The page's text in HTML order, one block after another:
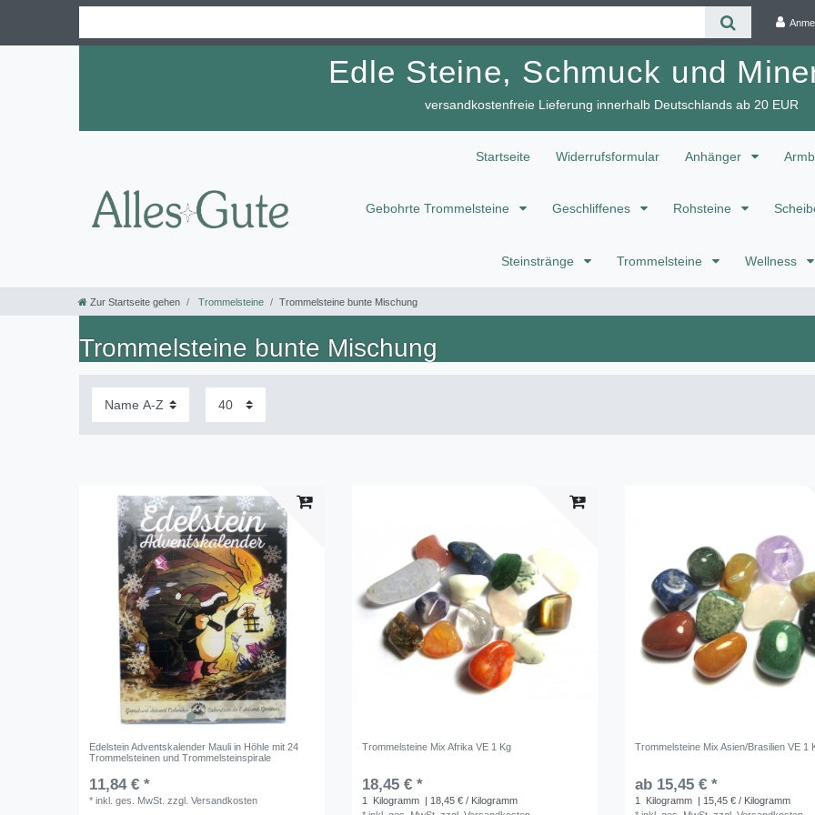
Edle Steine, Schmuck und
versandkostenfreie Lieferung innerhalb Deutschlands ab 20 EUR
Startseite Widerrufsformular Anhänger
Gebohrte Trommelsteine Geschliffenes Rohsteine
Steinstränge Trommelsteine Wellness
Zur Startseite gehen Trommelsteine Trommelsteine bunte Mischung
Trommelsteine bunte Mischung
Edelstein Adventskalender Mauli in Höhle mit 24
Trommelsteinen und Trommelsteinspirale
11,84 € *
*inkl. ges. MwSt. zzgl.Versandkosten
Trommelsteine Mix Afrika VE 1 Kg
18,45 € *
1 Kilogramm
| 18,45 € / Kilogramm
Trommelsteine Mix Asien/Brasilien VE 1
ab 15,45 € *
1 Kilogramm
| 15,45 € / Kilogramm